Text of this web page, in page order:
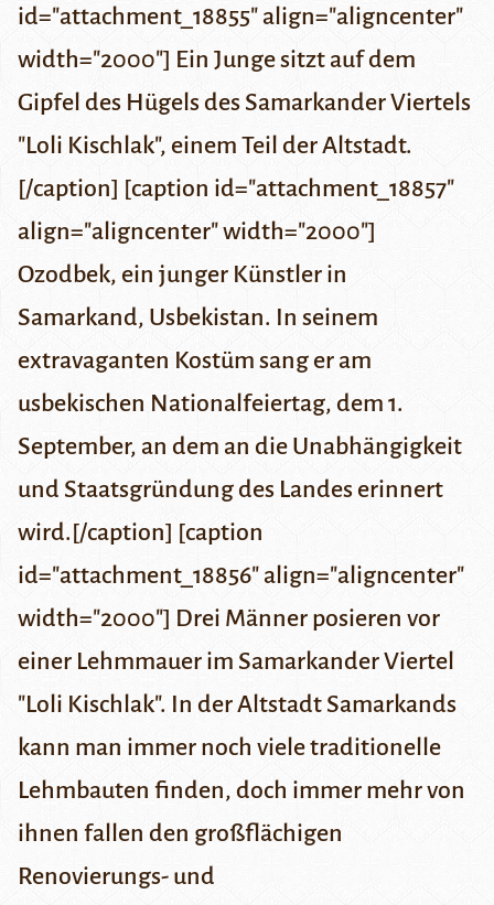
id="attachment_18855" align="aligncenter"
width="2000"] Ein Junge sitzt auf dem
Gipfel des Hügels des Samarkander Viertels
"Loli Kischlak", einem Teil der Altstadt.
[/caption] [caption id="attachment_18857"
align="aligncenter" width="2000"]
Ozodbek, ein junger Künstler in
Samarkand, Usbekistan. In seinem
extravaganten Kostüm sang er am
usbekischen Nationalfeiertag, dem 1.
September, an dem an die Unabhängigkeit
und Staatsgründung des Landes erinnert
wird.[/caption] [caption
id="attachment_18856" align="aligncenter"
width="2000"] Drei Männer posieren vor
einer Lehmmauer im Samarkander Viertel
"Loli Kischlak". In der Altstadt Samarkands
kann man immer noch viele traditionelle
Lehmbauten finden, doch immer mehr von
ihnen fallen den großflächigen
Renovierungs- und